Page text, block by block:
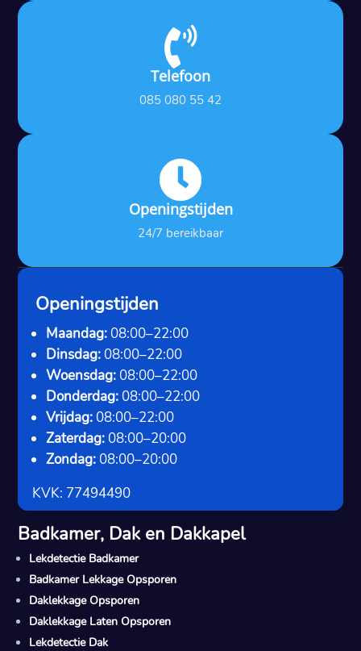

Telefoon
085 080 55 42

Openingstijden
24/7 bereikbaar
Openingstijden
Maandag: 08:00–22:00
Dinsdag: 08:00–22:00
Woensdag: 08:00–22:00
Donderdag: 08:00–22:00
Vrijdag: 08:00–22:00
Zaterdag: 08:00–20:00
Zondag: 08:00–20:00
KVK: 77494490
Badkamer, Dak en Dakkapel
Lekdetectie Badkamer
Badkamer Lekkage Opsporen
Daklekkage Opsporen
Daklekkage Laten Opsporen
Lekdetectie Dak